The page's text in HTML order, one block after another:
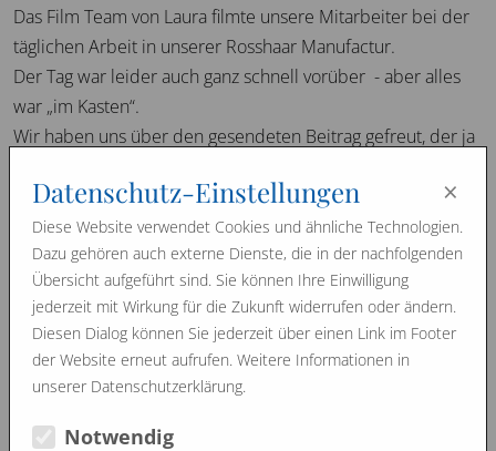
Das Film Team von Laura filmte unsere Mitarbeiter bei der
täglichen Arbeit in unserer Rosshaar Manufactur.
Der Tag war leider auch ganz schnell vorüber - aber alles
war „im Kasten“.
Wir haben uns über den gesendeten Beitrag gefreut, der ja
All unseren Wegbegleiter möchten wir daran teilhaben
lassen, was GALILEO über unsere dreiteilige Vollrosshaar-
Matratze denkt und auch ausgestrahlt hat am Sonntag, den
23. Februar 2020.
http://ch.galileo.tv/video/sonntag-matratzen-check/
Vielen Dank an alle, die das ermöglicht haben und auch für
Datenschutz-Einstellungen ×
Diese Website verwendet Cookies und ähnliche Technologien.
Dazu gehören auch externe Dienste, die in der nachfolgenden
Übersicht aufgeführt sind. Sie können Ihre Einwilligung
jederzeit mit Wirkung für die Zukunft widerrufen oder ändern.
Diesen Dialog können Sie jederzeit über einen Link im Footer
der Website erneut aufrufen. Weitere Informationen in
unserer Datenschutzerklärung.
Notwendig